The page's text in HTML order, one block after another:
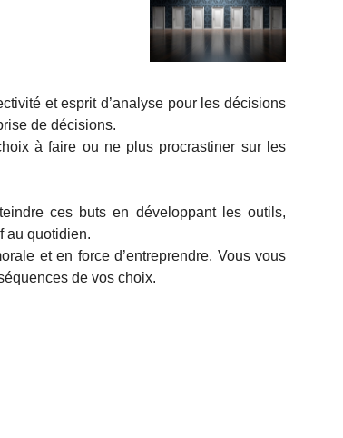
et esprit d’analyse pour les décisions
de décisions.
à faire ou ne plus procrastiner sur les
ces buts en développant les outils,
au quotidien.
et en force d’entreprendre. Vous vous
de vos choix.